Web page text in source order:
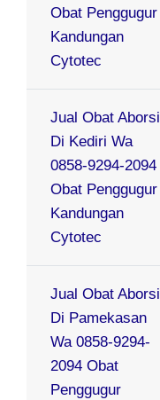
Obat Penggugur
Kandungan
Cytotec
Jual Obat Aborsi
Di Kediri Wa
0858-9294-2094
Obat Penggugur
Kandungan
Cytotec
Jual Obat Aborsi
Di Pamekasan
Wa 0858-9294-
2094 Obat
Penggugur